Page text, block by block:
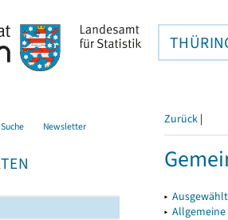
Suche Newsletter Zurück |
▸
▸